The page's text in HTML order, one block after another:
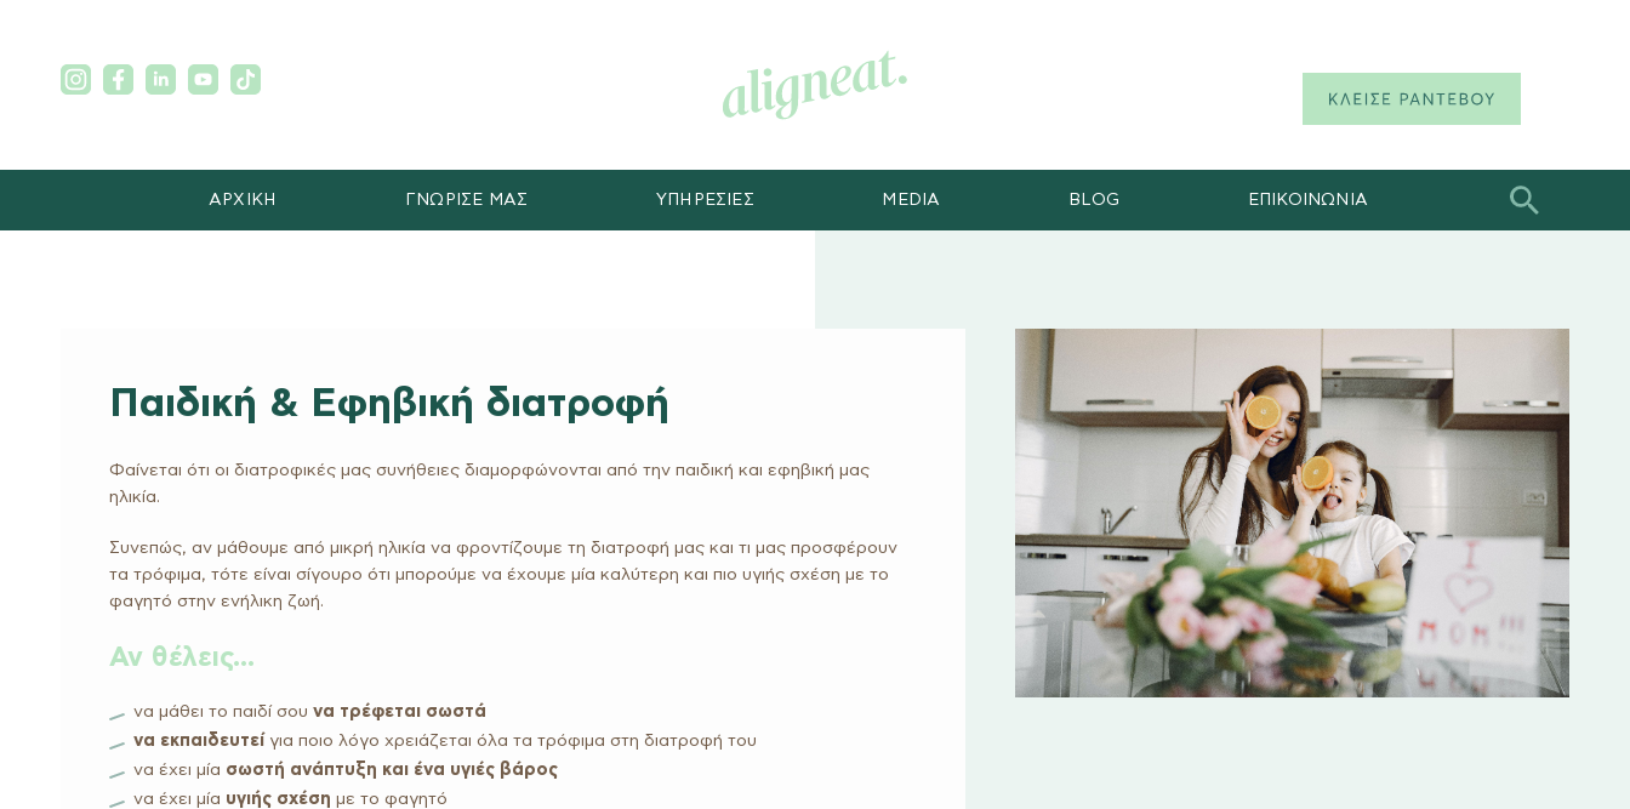
ΑΡΧΙΚΗ ΓΝΩΡΙΣΕ ΜΑΣ ΥΠΗΡΕΣΙΕΣ MEDIA BLOG ΕΠΙΚΟΙΝΩΝΙΑ
Παιδική & Εφηβική διατροφή
Φαίνεται ότι οι διατροφικές μας συνήθειες διαμορφώνονται από την παιδική και εφηβική μας
ηλικία.
Συνεπώς, αν μάθουμε από μικρή ηλικία να φροντίζουμε τη διατροφή μας και τι μας προσφέρουν
τα τρόφιμα, τότε είναι σίγουρο ότι μπορούμε να έχουμε μία καλύτερη και πιο υγιής σχέση με το
φαγητό στην ενήλικη ζωή.
Αν θέλεις…
να μάθει το παιδί σουνα τρέφεται σωστά
να εκπαιδευτεί για ποιο λόγο χρειάζεται όλα τα τρόφιμα στη διατροφή του
να έχει μία σωστή ανάπτυξη και ένα υγιές βάρος
να έχει μία υγιής σχέση με το φαγητό